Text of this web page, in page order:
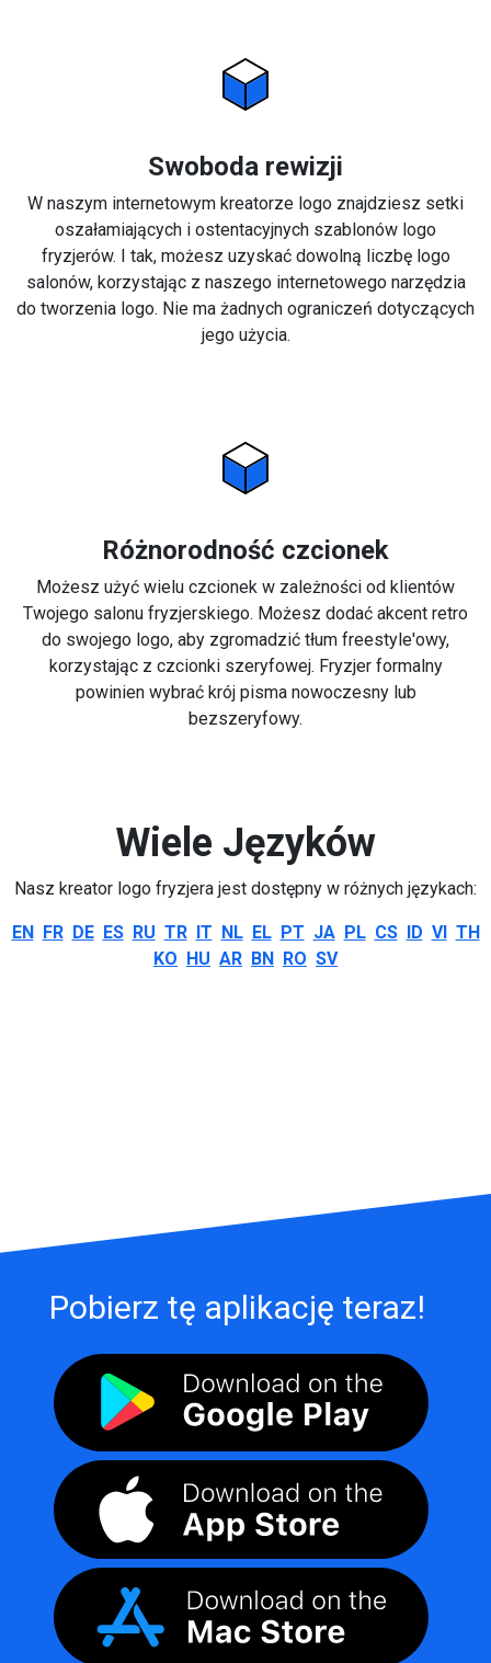
Swoboda rewizji
W naszym internetowym kreatorze logo znajdziesz setki
oszałamiających i ostentacyjnych szablonów logo
fryzjerów. I tak, możesz uzyskać dowolną liczbę logo
salonów, korzystając z naszego internetowego narzędzia
do tworzenia logo. Nie ma żadnych ograniczeń dotyczących
jego użycia.
Różnorodność czcionek
Możesz użyć wielu czcionek w zależności od klientów
Twojego salonu fryzjerskiego. Możesz dodać akcent retro
do swojego logo, aby zgromadzić tłum freestyle'owy,
korzystając z czcionki szeryfowej. Fryzjer formalny
powinien wybrać krój pisma nowoczesny lub
bezszeryfowy.
Wiele Języków
Nasz kreator logo fryzjera jest dostępny w różnych językach:
EN FR DE ES RU TR IT NL EL PT JA PL CS ID VI TH
KO HU AR BN RO SV
Pobierz tę aplikację teraz!